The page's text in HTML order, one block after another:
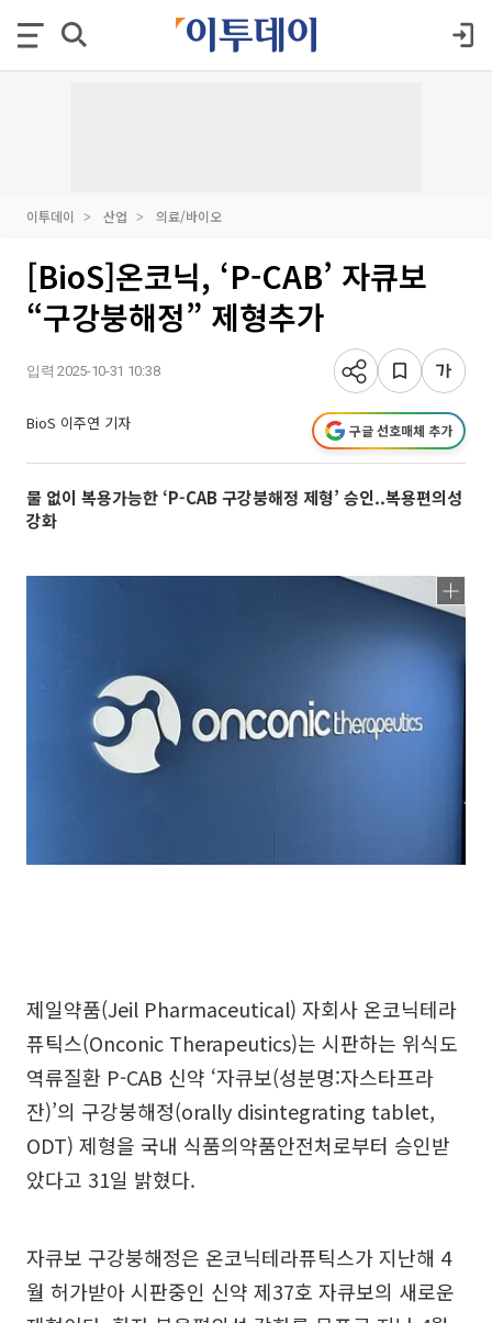
이투데이 산업 의료/바이오
[BioS]온코닉, ‘P-CAB’ 자큐보
“구강붕해정” 제형추가
입력 2025-10-31 10:38
BioS 이주연 기자 구글 선호매체 추가
물 없이 복용가능한 ‘P-CAB 구강붕해정 제형’ 승인..복용편의성
강화
제일약품(Jeil Pharmaceutical) 자회사 온코닉테라
퓨틱스(Onconic Therapeutics)는 시판하는 위식도
역류질환 P-CAB 신약 ‘자큐보(성분명:자스타프라
잔)’의 구강붕해정(orally disintegrating tablet,
ODT) 제형을 국내 식품의약품안전처로부터 승인받
았다고 31일 밝혔다.
자큐보 구강붕해정은 온코닉테라퓨틱스가 지난해 4
월 허가받아 시판중인 신약 제37호 자큐보의 새로운